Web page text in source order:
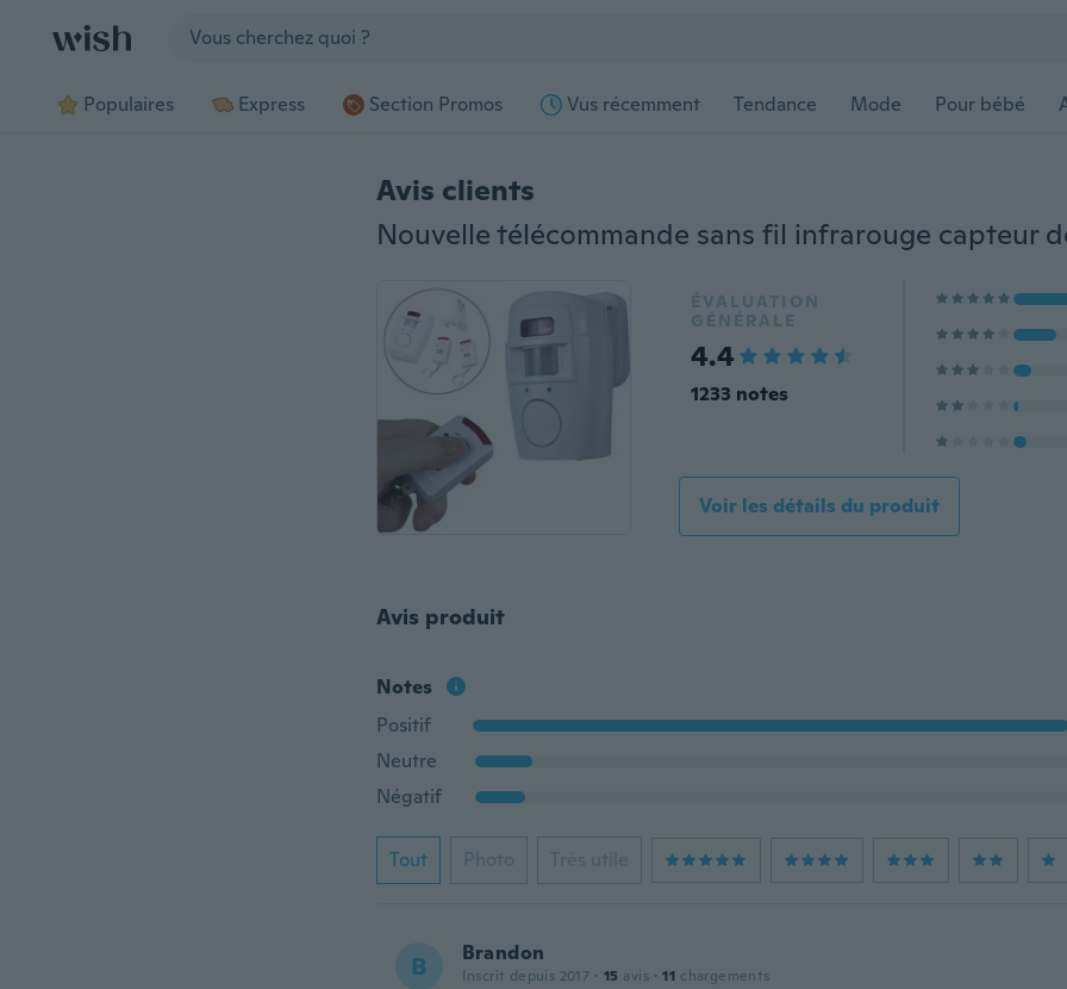
Populaires Express Section Promos Vus récemment Tendance Mode Pour bébé
Avis clients
ÉVALUATION
GÉNÉRALE
4.4
1233 notes
Voir les détails du produit
Avis produit
Notes
Positif
Neutre
Négatif
Tout Photo Très utile
B Brandon
Inscrit depuis 2017 · 15 avis · 11 chargements